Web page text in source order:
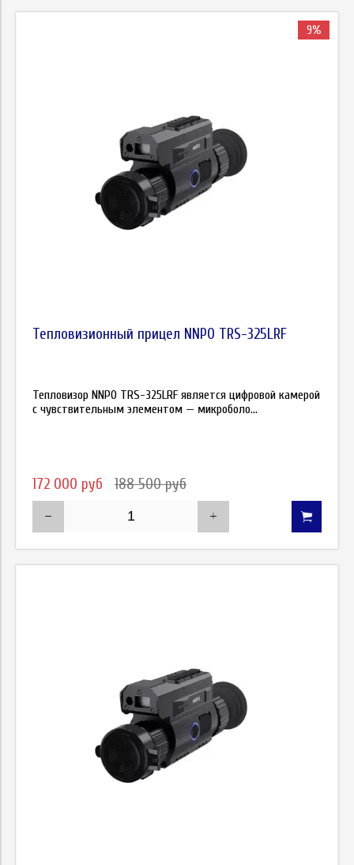
9%
Тепловизионный прицел NNPO TRS-325LRF
Тепловизор NNPO TRS-325LRF является цифровой камерой
с чувствительным элементом — микроболо...
172 000 руб 188 500 руб